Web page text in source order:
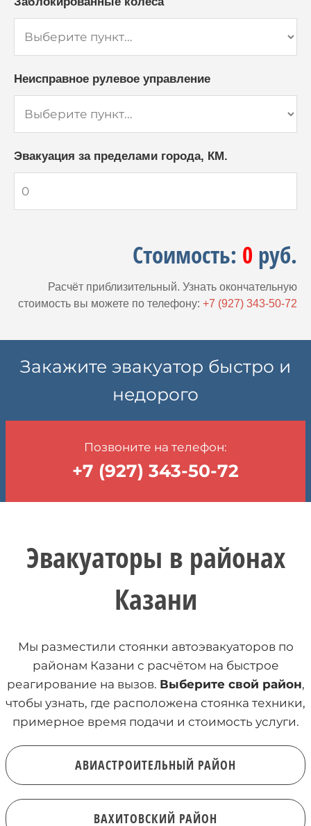
Неисправное рулевое управление
Эвакуация за пределами города, КМ.
Стоимость: 0 руб.
Расчёт приблизительный. Узнать окончательную
стоимость вы можете по телефону:+7 (927) 343-50-72
Закажите эвакуатор быстро и
недорого
Позвоните на телефон:
+7 (927) 343-50-72
Эвакуаторы в районах
Казани
Мы разместили стоянки автоэвакуаторов по
районам Казани с расчётом на быстрое
реагирование на вызов. Выберите свой район,
чтобы узнать, где расположена стоянка техники,
примерное время подачи и стоимость услуги.
АВИАСТРОИТЕЛЬНЫЙ РАЙОН
ВАХИТОВСКИЙ РАЙОН